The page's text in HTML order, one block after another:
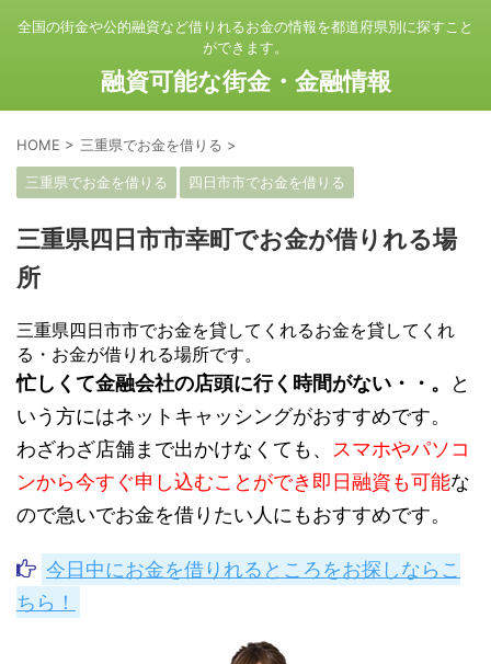
全国の街金や公的融資など借りれるお金の情報を都道府県別に探すこと
ができます。
融資可能な街金・金融情報
HOME > 三重県でお金を借りる >
三重県でお金を借りる 四日市市でお金を借りる
三重県四日市市幸町でお金が借りれる場
所
三重県四日市市でお金を貸してくれるお金を貸してくれ
る・お金が借りれる場所です。
忙しくて金融会社の店頭に行く時間がない・・。
と
いう方にはネットキャッシングがおすすめです。
わざわざ店舗まで出かけなくても、
スマホやパソコ
ンから今すぐ申し込むことができ即日融資も可能な
ので急いでお金を借りたい人にもおすすめです。
今日中にお金を借りれるところをお探しならこ
ちら！